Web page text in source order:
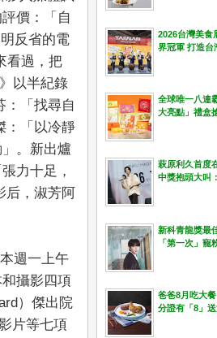
價：「自
反省的電
看過，把
以半紀錄
：「找尋自
：「以冷靜
。新出爐
力十足，
，淑芳阿
週一上午
攝影四項
）傑出院
片等七項
2026台灣美食
界冠軍 打造台
全球唯一八連
大亮點」禮盒
萩原利久首度
中獎抱頭大叫
新科青龍獎最
「第一次」寵
爸爸8月吃大
分證有「8」